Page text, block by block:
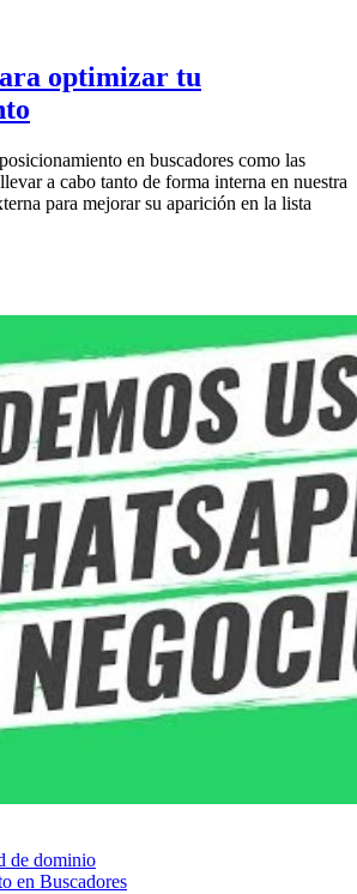
optimizar tu
en buscadores como las
a cabo tanto de forma interna en nuestra
para mejorar su aparición en la lista
de dominio
en Buscadores